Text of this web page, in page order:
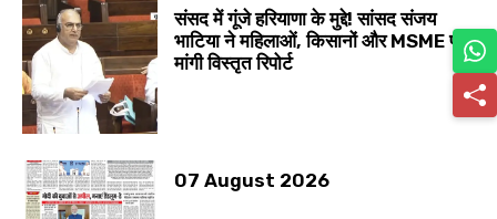
संसद में गूंजे हरियाणा के मुद्दे! सांसद संजय
भाटिया ने महिलाओं, किसानों और MSME पर
मांगी विस्तृत रिपोर्ट
07 August 2026